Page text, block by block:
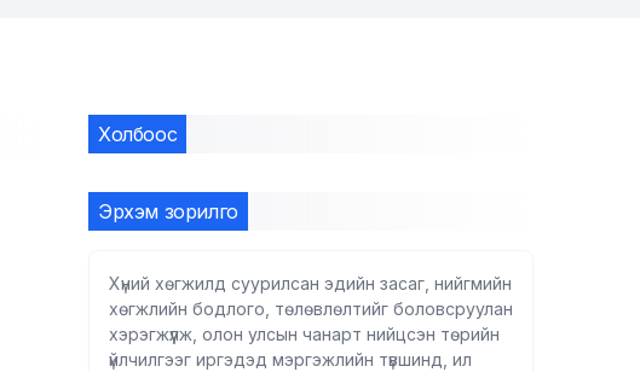
Холбоос
Эрхэм зорилго
Хүний хөгжилд суурилсан эдийн засаг, нийгмийн
хөгжлийн бодлого, төлөвлөлтийг боловсруулан
хэрэгжүүлж, олон улсын чанарт нийцсэн төрийн
үйлчилгээг иргэдэд мэргэжлийн түвшинд, ил